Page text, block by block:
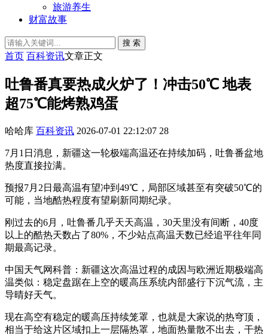
旅游养生
财富故事
搜 索
首页 百科资讯文章正文
吐鲁番真要热成火炉了！冲击50℃ 地表
超75℃能烤熟鸡蛋
哈哈库 百科资讯 2026-07-01 22:12:07 28
7月1日消息，新疆这一轮极端高温还在持续加码，吐鲁番盆地
热度直接拉满。
预报7月2日最高温有望冲到49℃，局部区域甚至有突破50℃的
可能，当地酷热程度有望刷新同期纪录。
刚过去的6月，吐鲁番几乎天天高温，30天里没有间断，40度
以上的酷热天数占了80%，不少站点高温天数已经追平往年同
期最高记录。
中国天气网科普：新疆这次高温过程的成因与欧洲近期极端高
温类似：稳定盘踞在上空的暖高压系统内部盛行下沉气流，主
导晴好天气。
现在高空有稳定的暖高压持续笼罩，也就是大家说的热穹顶，
相当于给这片区域扣上一层隔热罩，地面热量散不出去，干热